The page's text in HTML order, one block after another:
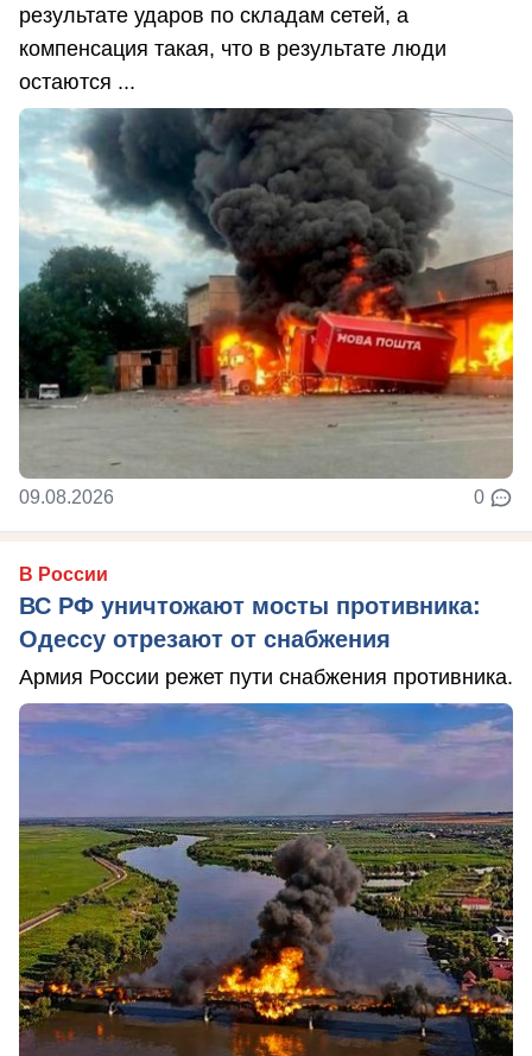
результате ударов по складам сетей, а
компенсация такая, что в результате люди
остаются ...
09.08.2026 0
В России
ВС РФ уничтожают мосты противника:
Одессу отрезают от снабжения
Армия России режет пути снабжения противника.